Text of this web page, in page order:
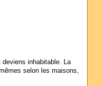
inhabitable. La
selon les maisons,